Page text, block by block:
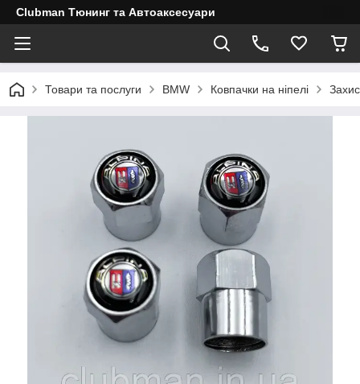
Clubman Тюнинг та Автоаксесуари
Товари та послуги BMW Ковпачки на ніпелі